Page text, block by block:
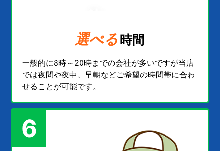
選べる時間
一般的に8時～20時までの会社が多いですが当店
では夜間や夜中、早朝などご希望の時間帯に合わ
せることが可能です。
6